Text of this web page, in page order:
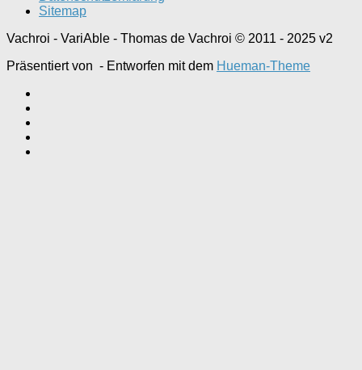
Sitemap
Vachroi - VariAble - Thomas de Vachroi © 2011 - 2025 v2
Präsentiert von - Entworfen mit dem Hueman-Theme